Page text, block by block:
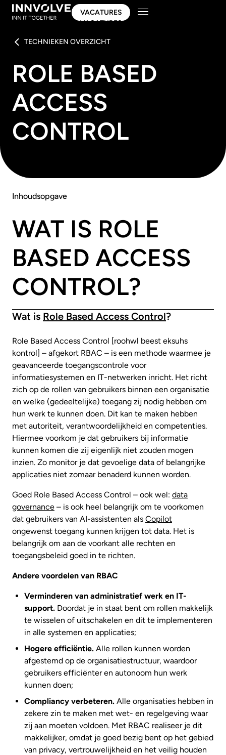
VACATURES
VACATURES
TECHNIEKEN OVERZICHT
ROLE BASED
ACCESS
CONTROL
Inhoudsopgave
WAT IS ROLE
BASED ACCESS
CONTROL?
Wat is Role Based Access Control?
Role Based Access Control [roohwl beest eksuhs
kontrol] – afgekort RBAC – is een methode waarmee je
geavanceerde toegangscontrole voor
informatiesystemen en IT-netwerken inricht. Het richt
zich op de rollen van gebruikers binnen een organisatie
en welke (gedeeltelijke) toegang zij nodig hebben om
hun werk te kunnen doen. Dit kan te maken hebben
met autoriteit, verantwoordelijkheid en competenties.
Hiermee voorkom je dat gebruikers bij informatie
kunnen komen die zij eigenlijk niet zouden mogen
inzien. Zo monitor je dat gevoelige data of belangrijke
applicaties niet zomaar benaderd kunnen worden.
Goed Role Based Access Control – ook wel: data
governance – is ook heel belangrijk om te voorkomen
dat gebruikers van AI-assistenten als Copilot
ongewenst toegang kunnen krijgen tot data. Het is
belangrijk om aan de voorkant alle rechten en
toegangsbeleid goed in te richten.
Andere voordelen van RBAC
Verminderen van administratief werk en IT-
support. Doordat je in staat bent om rollen makkelijk
te wisselen of uitschakelen en dit te implementeren
in alle systemen en applicaties;
Hogere efficiëntie. Alle rollen kunnen worden
afgestemd op de organisatiestructuur, waardoor
gebruikers efficiënter en autonoom hun werk
kunnen doen;
Compliancy verbeteren. Alle organisaties hebben in
zekere zin te maken met wet- en regelgeving waar
zij aan moeten voldoen. Met RBAC realiseer je dit
makkelijker, omdat je goed bezig bent op het gebied
van privacy, vertrouwelijkheid en het veilig houden